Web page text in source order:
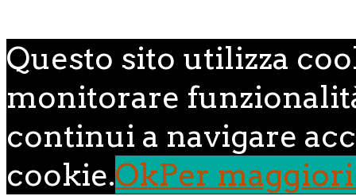
Questo sito utilizza
monitorare
continui a navigare
cookie.OkPer